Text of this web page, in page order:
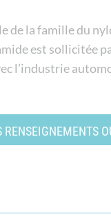
de la famille du
est sollicitée
l’industrie
RENSEIGNEMENTS